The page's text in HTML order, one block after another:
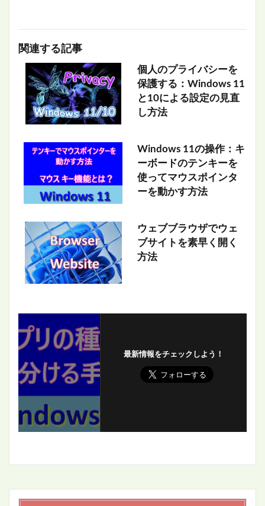
関連する記事
個人のプライバシーを
保護する：Windows 11
と10による設定の見直
し方法
Windows 11の操作：キ
ーボードのテンキーを
使ってマウスポインタ
ーを動かす方法
ウェブブラウザでウェ
ブサイトを素早く開く
方法
最新情報をチェックしよう！